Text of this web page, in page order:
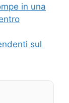
in una
sul